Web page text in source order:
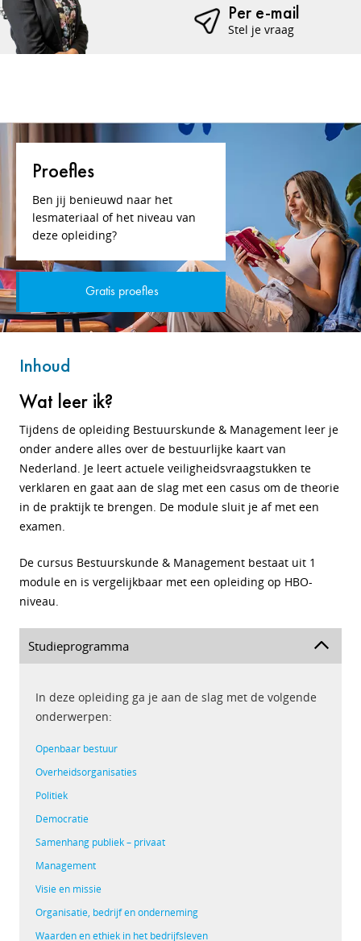
Per e-mail
Stel je vraag
Proefles
Ben jij benieuwd naar het
lesmateriaal of het niveau van
deze opleiding?
Gratis proefles
Inhoud
Wat leer ik?
Tijdens de opleiding Bestuurskunde & Management leer je
onder andere alles over de bestuurlijke kaart van
Nederland. Je leert actuele veiligheidsvraagstukken te
verklaren en gaat aan de slag met een casus om de theorie
in de praktijk te brengen. De module sluit je af met een
examen.
De cursus Bestuurskunde & Management bestaat uit 1
module en is vergelijkbaar met een opleiding op HBO-
niveau.
Studieprogramma
In deze opleiding ga je aan de slag met de volgende
onderwerpen:
Openbaar bestuur
Overheidsorganisaties
Politiek
Democratie
Samenhang publiek – privaat
Management
Visie en missie
Organisatie, bedrijf en onderneming
Waarden en ethiek in het bedrijfsleven